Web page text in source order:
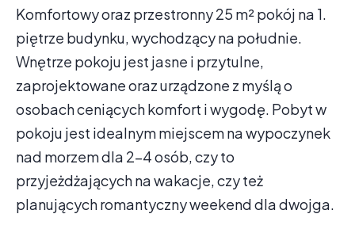
Komfortowy oraz przestronny 25 m² pokój na 1.
piętrze budynku, wychodzący na południe.
Wnętrze pokoju jest jasne i przytulne,
zaprojektowane oraz urządzone z myślą o
osobach ceniących komfort i wygodę. Pobyt w
pokoju jest idealnym miejscem na wypoczynek
nad morzem dla 2–4 osób, czy to
przyjeżdżających na wakacje, czy też
planujących romantyczny weekend dla dwojga.